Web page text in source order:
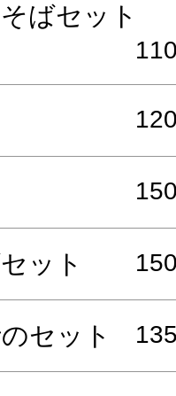
ぷらセット
とのつけ汁
ト等があり
ばセット
ット
セット